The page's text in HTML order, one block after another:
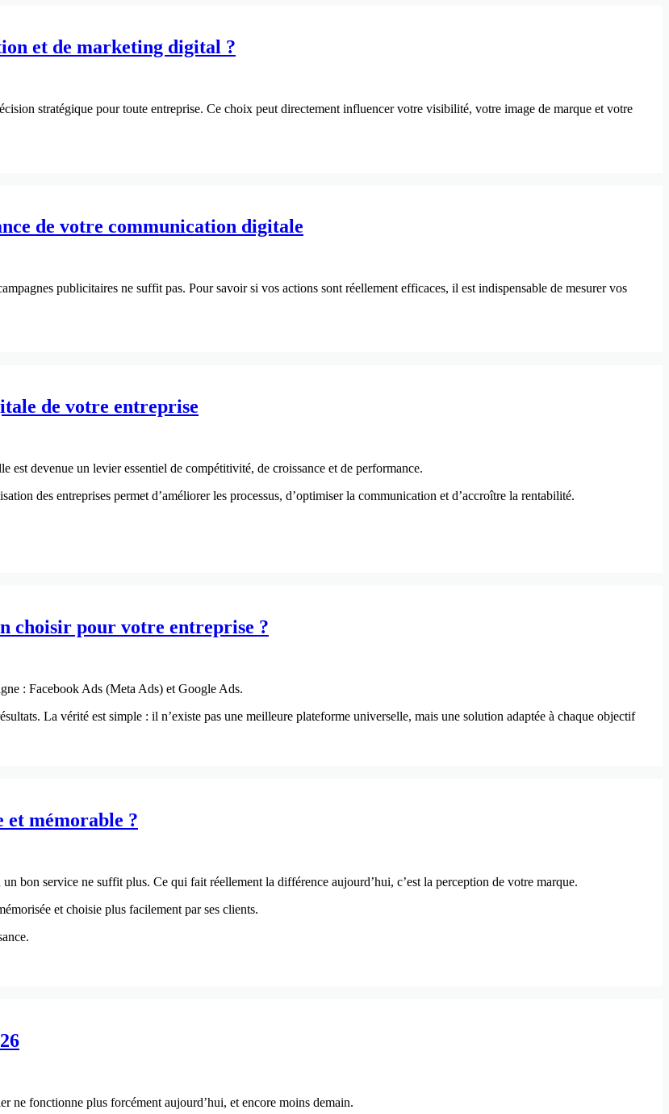
et de marketing digital ?
stratégique pour toute entreprise. Ce choix peut directement influencer votre visibilité, votre image de marque et votre
de votre communication digitale
publicitaires ne suffit pas. Pour savoir si vos actions sont réellement efficaces, il est indispensable de mesurer vos
de votre entreprise
devenue un levier essentiel de compétitivité, de croissance et de performance.
des entreprises permet d’améliorer les processus, d’optimiser la communication et d’accroître la rentabilité.
choisir pour votre entreprise ?
: Facebook Ads (Meta Ads) et Google Ads.
La vérité est simple : il n’existe pas une meilleure plateforme universelle, mais une solution adaptée à chaque objectif
mémorable ?
bon service ne suffit plus. Ce qui fait réellement la différence aujourd’hui, c’est la perception de votre marque.
et choisie plus facilement par ses clients.
ne fonctionne plus forcément aujourd’hui, et encore moins demain.